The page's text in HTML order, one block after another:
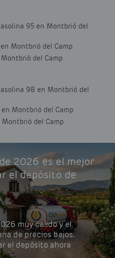
95 en Montbrió del
Montbrió del Camp
del Camp
98 en Montbrió del
Montbrió del Camp
del Camp
2026 es el mejor
el depósito de
muy cálido y el
de precios bajos.
el depósito ahora